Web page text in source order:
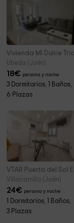
Vivienda Mi Dulce
Ubeda (Jaén)
18€ persona y noche
3 Dormitorios, 1 Baños,
6 Plazas
VTAR Puerta del Sol
Villacarrillo (Jaén)
24€ persona y noche
1 Dormitorios, 1 Baños,
3 Plazas